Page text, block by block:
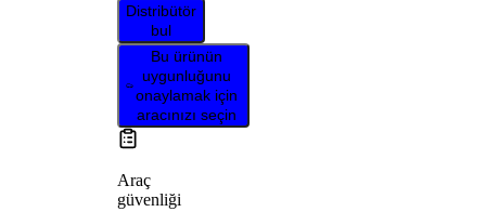
Distribütör
bul
Bu ürünün
uygunluğunu
onaylamak için
aracınızı seçin
Araç
güvenliği